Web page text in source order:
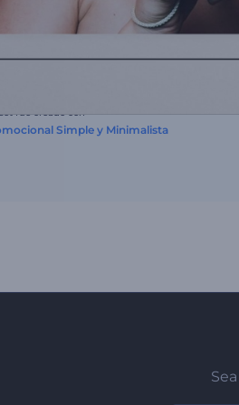
fue creado con
Simple y Minimalista